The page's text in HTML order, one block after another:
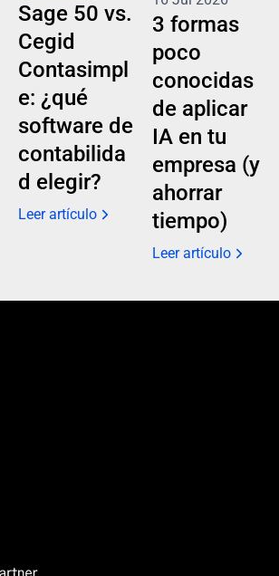
Sage 50 vs.
Cegid
Contasimpl
e: ¿qué
software de
contabilida
d elegir?
Leer artículo
3 formas
poco
conocidas
de aplicar
IA en tu
empresa (y
ahorrar
tiempo)
Leer artículo